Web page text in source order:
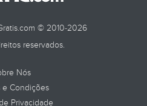
© 2010-2026
reservados.
Nós
e Condições
Privacidade